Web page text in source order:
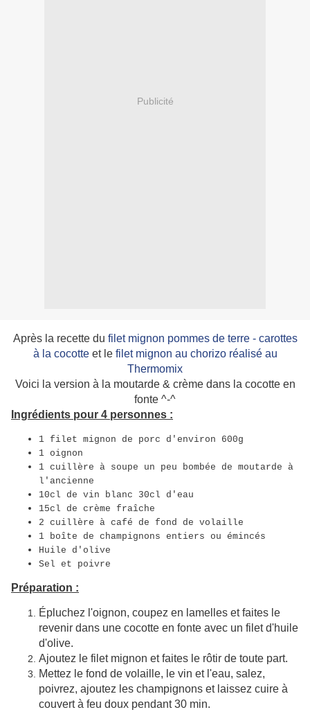
Publicité
Après la recette du filet mignon pommes de terre - carottes
à la cocotteet le filet mignon au chorizo réalisé au
Thermomix
Voici la version à la moutarde & crème dans la cocotte en
fonte ^-^
Ingrédients pour 4 personnes :
1 filet mignon de porc d'environ 600g
1 oignon
1 cuillère à soupe un peu bombée de moutarde à
l'ancienne
10cl de vin blanc 30cl d'eau
15cl de crème fraîche
2 cuillère à café de fond de volaille
1 boîte de champignons entiers ou émincés
Huile d'olive
Sel et poivre
Préparation :
Épluchez l'oignon, coupez en lamelles et faites le
revenir dans une cocotte en fonte avec un filet d'huile
d'olive.
Ajoutez le filet mignon et faites le rôtir de toute part.
Mettez le fond de volaille, le vin et l'eau, salez,
poivrez, ajoutez les champignons et laissez cuire à
couvert à feu doux pendant 30 min.